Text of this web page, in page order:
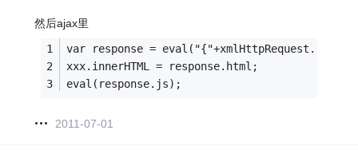
然后ajax里
var response =
xxx.innerHTML = response.html;
eval(response.js);
2011-07-01